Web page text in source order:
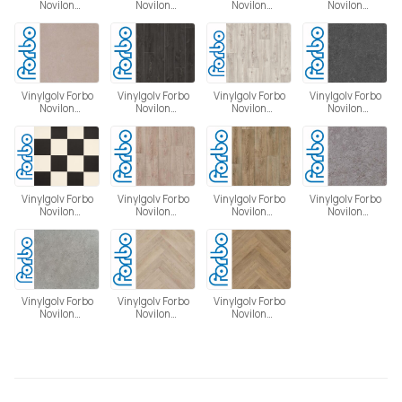
Novilon
Millwood 6312
Novilon
Millwood 6314
Novilon
Oscuro 6542
Novilon
Pantheon 5666
Vinylgolv Forbo
Novilon
Pantheon 5669
Vinylgolv Forbo
Novilon
Pinnacle 5816
Vinylgolv Forbo
Novilon
Pinnacle 5819
Vinylgolv Forbo
Novilon
Portland 5602
Vinylgolv Forbo
Novilon
Ruta 6381
Vinylgolv Forbo
Novilon
Sessile Oak 5457
Vinylgolv Forbo
Novilon
Sessile Oak 5458
Vinylgolv Forbo
Novilon
Vinylgolv Forbo
Novilon
Vinylgolv Forbo
Novilon
Vinylgolv Forbo
Novilon